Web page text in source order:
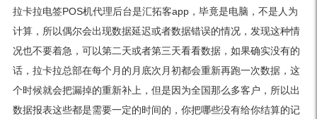
拉卡拉电签POS机代理后台是汇拓客app，毕竟是电脑，不是人为
计算，所以偶尔会出现数据延迟或者数据错误的情况，发现这种情
况也不要着急，可以第二天或者第三天看看数据，如果确实没有的
话，拉卡拉总部在每个月的月底次月初都会重新再跑一次数据，这
个时候就会把漏掉的重新补上，但是因为全国那么多客户，所以出
数据报表这些都是需要一定的时间的，你把哪些没有给你结算的记